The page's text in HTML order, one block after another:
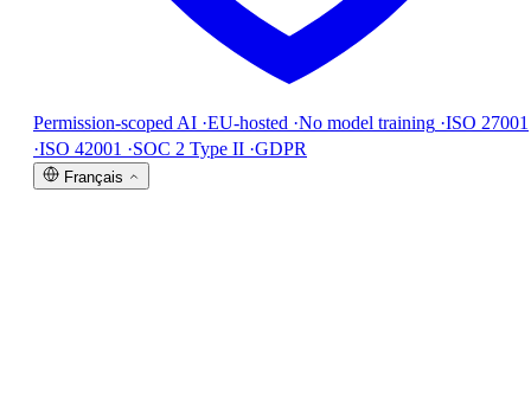
Permission-scoped AI ·EU-hosted ·No model training ·ISO 27001
·ISO 42001 ·SOC 2 Type II ·GDPR
Français